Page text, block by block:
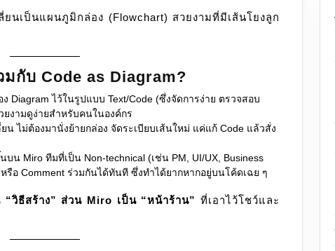
นเป็นแผนภูมิกล่อง (Flowchart) สวยงามที่มีเส้นโยงลูก
กับ Code as Diagram?
ง Diagram ไว้ในรูปแบบ Text/Code (ซึ่งจัดการง่าย ตรวจสอบ
งามดูง่ายสำหรับคนในองค์กร
น ไม่ต้องมานั่งย้ายกล่อง จัดระเบียบเส้นใหม่ แค่แก้ Code แล้วสั่ง
บน Miro ทีมที่เป็น Non-technical (เช่น PM, UI/UX, Business
รือ Comment ร่วมกันได้ทันที ซึ่งทำได้ยากหากอยู่บนโค้ดเฉย ๆ
วิธีสร้าง” ส่วน Miro เป็น “หน้าร้าน” ที่เอาไว้โชว์และ